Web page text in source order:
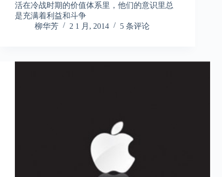
活在冷战时期的价值体系里，他们的意识里总
是充满着利益和斗争
柳华芳
2 1 月, 2014 5 条评论